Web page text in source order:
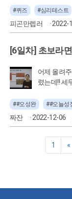
2023 Z세대
>> http://
피곤만렙러 · 2022-
#퀴즈 #심리테스트
[6일차] 초보라
어제 올려
렸는데!! 세
다~~ 3강까
같고, 다음
목차봤는
의 업무 1. 세금
한 자료들을
짜잔 · 2022-12-06
##오성완 ##오늘성
1 «